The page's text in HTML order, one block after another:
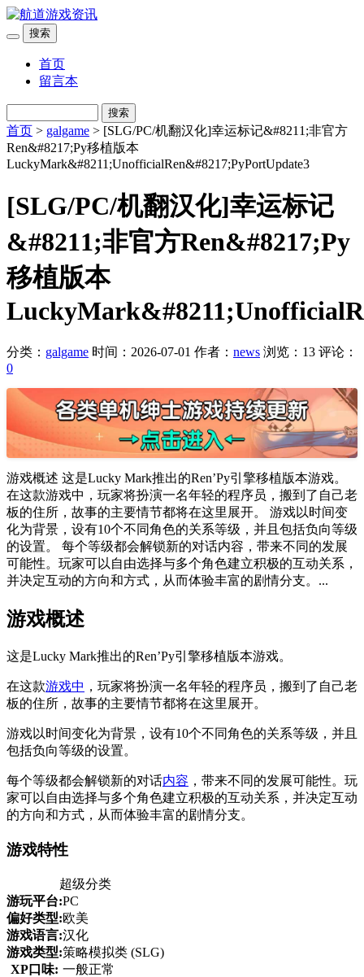
搜索
首页
留言本
搜索
首页 > galgame > [SLG/PC/机翻汉化]幸运标记&#8211;非官方
Ren&#8217;Py移植版本
LuckyMark&#8211;UnofficialRen&#8217;PyPortUpdate3
[SLG/PC/机翻汉化]幸运标记
&#8211;非官方Ren&#8217;Py
移植版本
分类： galgame 时间：2026-07-01 作者： news 浏览：13 评论：
0
游戏概述 这是Lucky Mark推出的Ren’Py引擎移植版本游戏。
在这款游戏中，玩家将扮演一名年轻的程序员，搬到了自己老
板的住所，故事的主要情节都将在这里展开。 游戏以时间变
化为背景，设有10个不同角色的关系等级，并且包括负向等级
的设置。 每个等级都会解锁新的对话内容，带来不同的发展
可能性。玩家可以自由选择与多个角色建立积极的互动关系，
并决定互动的方向和方式，从而体验丰富的剧情分支。...
游戏概述
这是Lucky Mark推出的Ren’Py引擎移植版本游戏。
在这款游戏中 ，玩家将扮演一名年轻的程序员，搬到了自己老
板的住所，故事的主要情节都将在这里展开。
游戏以时间变化为背景，设有10个不同角色的关系等级，并且
包括负向等级的设置。
每个等级都会解锁新的对话内容 ，带来不同的发展可能性。玩
家可以自由选择与多个角色建立积极的互动关系，并决定互动
的方向和方式，从而体验丰富的剧情分支。
游戏特性
超级分类
游玩平台:PC
偏好类型:欧美
游戏语言:汉化
游戏类型:策略模拟类 (SLG)
XP口味: 一般正常